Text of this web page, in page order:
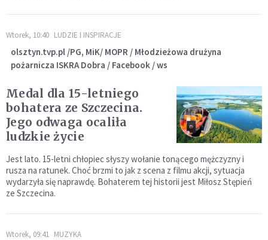
Wtorek, 10:40 LUDZIE I INSPIRACJE
olsztyn.tvp.pl /PG, MiK/ MOPR / Młodzieżowa drużyna
pożarnicza ISKRA Dobra / Facebook / ws
Medal dla 15-letniego
bohatera ze Szczecina.
Jego odwaga ocaliła
ludzkie życie
Jest lato. 15-letni chłopiec słyszy wołanie tonącego mężczyzny i
rusza na ratunek. Choć brzmi to jak z scena z filmu akcji, sytuacja
wydarzyła się naprawdę. Bohaterem tej historii jest Miłosz Stępień
ze Szczecina.
Wtorek, 09:41 MUZYKA